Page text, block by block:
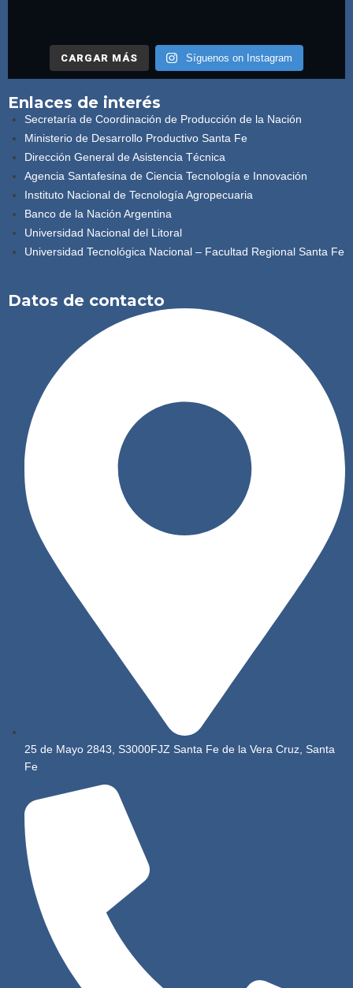
CARGAR MÁS Síguenos on Instagram
Enlaces de interés
Secretaría de Coordinación de Producción de la Nación
Ministerio de Desarrollo Productivo Santa Fe
Dirección General de Asistencia Técnica
Agencia Santafesina de Ciencia Tecnología e Innovación
Instituto Nacional de Tecnología Agropecuaria
Banco de la Nación Argentina
Universidad Nacional del Litoral
Universidad Tecnológica Nacional – Facultad Regional Santa Fe
Datos de contacto
25 de Mayo 2843, S3000FJZ Santa Fe de la Vera Cruz, Santa
Fe